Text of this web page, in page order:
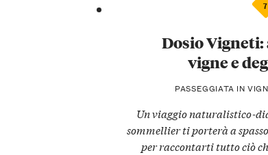
7
Dosio Vigneti:
vigne e
PASSEGGIATA IN
Un viaggio naturalistico-
sommellier ti porterà a
per raccontarti tutto ciò